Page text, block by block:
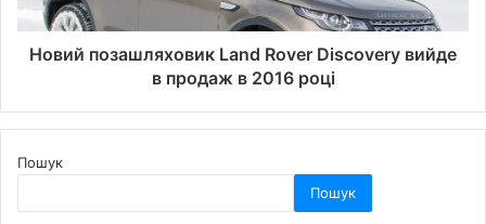
Новий позашляховик Land Rover Discovery вийде
в продаж в 2016 році
Пошук
Пошук